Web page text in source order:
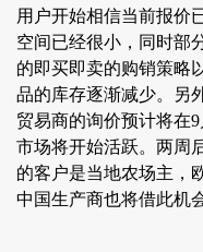
用户开始相信当前报价
空间已经很小，同时部
的即买即卖的购销策略
品的库存逐渐减少。另
贸易商的询价预计将在
市场将开始活跃。两周
的客户是当地农场主，
中国生产商也将借此机